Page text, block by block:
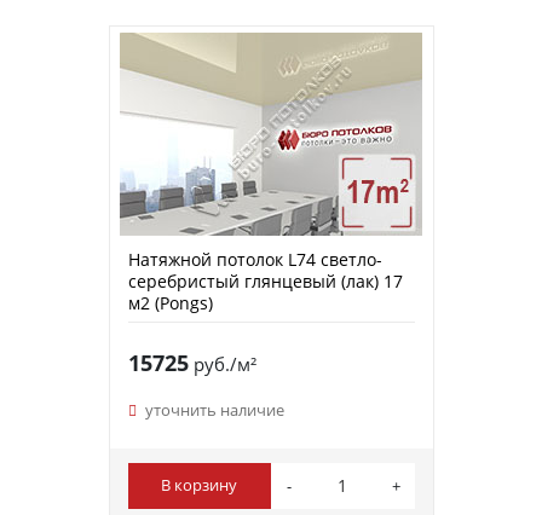
Натяжной потолок L74 светло-
серебристый глянцевый (лак) 17
м2 (Pongs)
15725руб./м²
уточнить наличие
В корзину